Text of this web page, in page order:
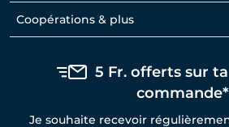
Coopérations & plus
5 Fr. offerts sur
commande*
Je souhaite recevoir